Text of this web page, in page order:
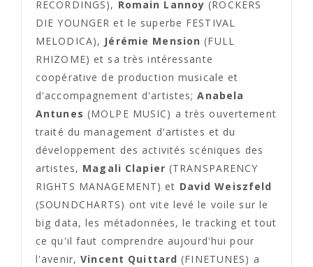
RECORDINGS), Romain Lannoy (ROCKERS
DIE YOUNGER et le superbe FESTIVAL
MELODICA), Jérémie Mension (FULL
RHIZOME) et sa très intéressante
coopérative de production musicale et
d'accompagnement d'artistes;Anabela
Antunes (MOLPE MUSIC) a très ouvertement
traité du management d'artistes et du
développement des activités scéniques des
artistes, Magali Clapier (TRANSPARENCY
RIGHTS MANAGEMENT) et David Weiszfeld
(SOUNDCHARTS) ont vite levé le voile sur le
big data, les métadonnées, le tracking et tout
ce qu'il faut comprendre aujourd'hui pour
l'avenir,Vincent Quittard (FINETUNES) a